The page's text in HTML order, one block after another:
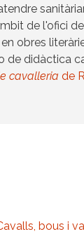
de l'ofici
obres
de didàctica
cavalleria de
bous i